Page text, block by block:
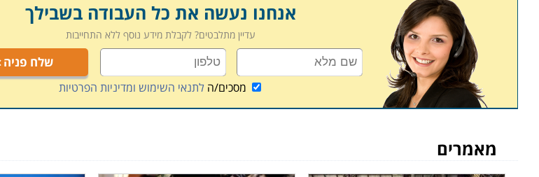
אנחנו נעשה את כל העבודה בשבילך
עדיין מתלבטים? לקבלת מידע נוסף ללא התחייבות
שלח פניה
מסכים/הלתנאי השימוש ומדיניות הפרטיות
מאמרים